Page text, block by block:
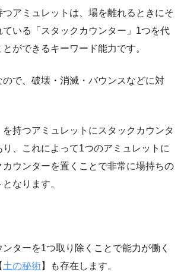
つアミュレットは、場を離れるときにそ
いる「スタックカウンター」1つを代
ができるキーワード能力です。
で、破壊・消滅・バウンスなどに対
持つアミュレットにスタックカウンタ
、これによって1つのアミュレットに
ウンターを置くことで非常に場持ちの
なります。
ターを1つ取り除くことで能力が働く
土の秘術】も存在します。